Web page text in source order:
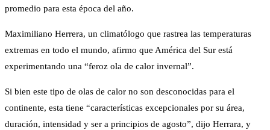
promedio para esta época del año.
Maximiliano Herrera, un climatólogo que rastrea las temperaturas
extremas en todo el mundo, afirmo que América del Sur está
experimentando una “feroz ola de calor invernal”.
Si bien este tipo de olas de calor no son desconocidas para el
continente, esta tiene “características excepcionales por su área,
duración, intensidad y ser a principios de agosto”, dijo Herrara, y